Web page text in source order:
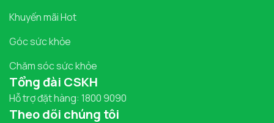
Khuyến mãi Hot
Góc sức khỏe
Chăm sóc sức khỏe
Tổng đài CSKH
Hỗ trợ đặt hàng: 1800 9090
Theo dõi chúng tôi